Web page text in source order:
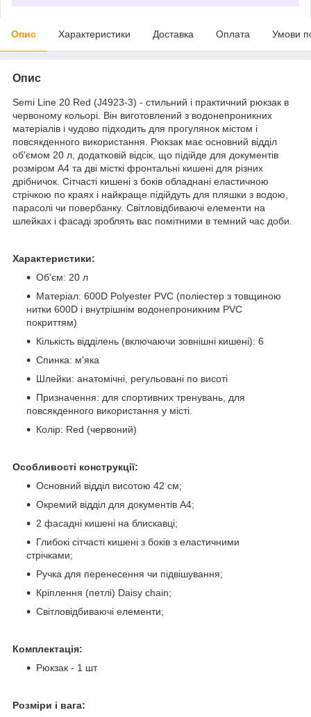
Опис Характеристики Доставка Оплата Умови
Опис
Semi Line 20 Red (J4923-3) - стильний і практичний рюкзак в
червоному кольорі. Він виготовлений з водонепроникних
матеріалів і чудово підходить для прогулянок містом і
повсякденного використання. Рюкзак має основний відділ
об'ємом 20 л, додатковій відсік, що підійде для документів
розміром A4 та дві місткі фронтальні кишені для різних
дрібничок. Сітчасті кишені з боків обладнані еластичною
стрічкою по краях і найкраще підійдуть для пляшки з водою,
парасолі чи повербанку. Світловідбиваючі елементи на
шлейках і фасаді зроблять вас помітними в темний час доби.
Характеристики:
Об'єм: 20 л
Матеріал: 600D Polyester PVC (поліестер з товщиною
нитки 600D і внутрішнім водонепроникним PVC
покриттям)
Кількість відділень (включаючи зовнішні кишені): 6
Спинка: м'яка
Шлейки: анатомічні, регульовані по висоті
Призначення: для спортивних тренувань, для
повсякденного використання у місті.
Колір: Red (червоний)
Особливості конструкції:
Основний відділ висотою 42 см;
Окремий відділ для документів A4;
2 фасадні кишені на блискавці;
Глибокі сітчасті кишені з боків з еластичними
стрічками;
Ручка для перенесення чи підвішування;
Кріплення (петлі) Daisy chain;
Світловідбиваючі елементи;
Комплектація:
Рюкзак - 1 шт
Розміри і вага: